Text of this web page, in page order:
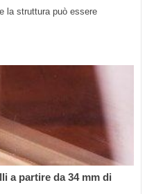
la struttura può essere
a partire da 34 mm di